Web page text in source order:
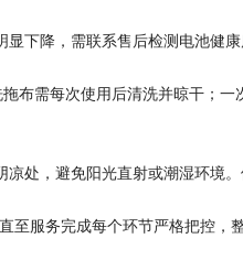
下降，需联系售后检测电池健康
布需每次使用后清洗并晾干；一
处，避免阳光直射或潮湿环境
至服务完成每个环节严格把控，